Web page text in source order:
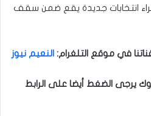
انتخابات جديدة يقع ضمن سقف
في موقع التلغرام: النعيم نيوز
يرجى الضغط أيضا على الرابط